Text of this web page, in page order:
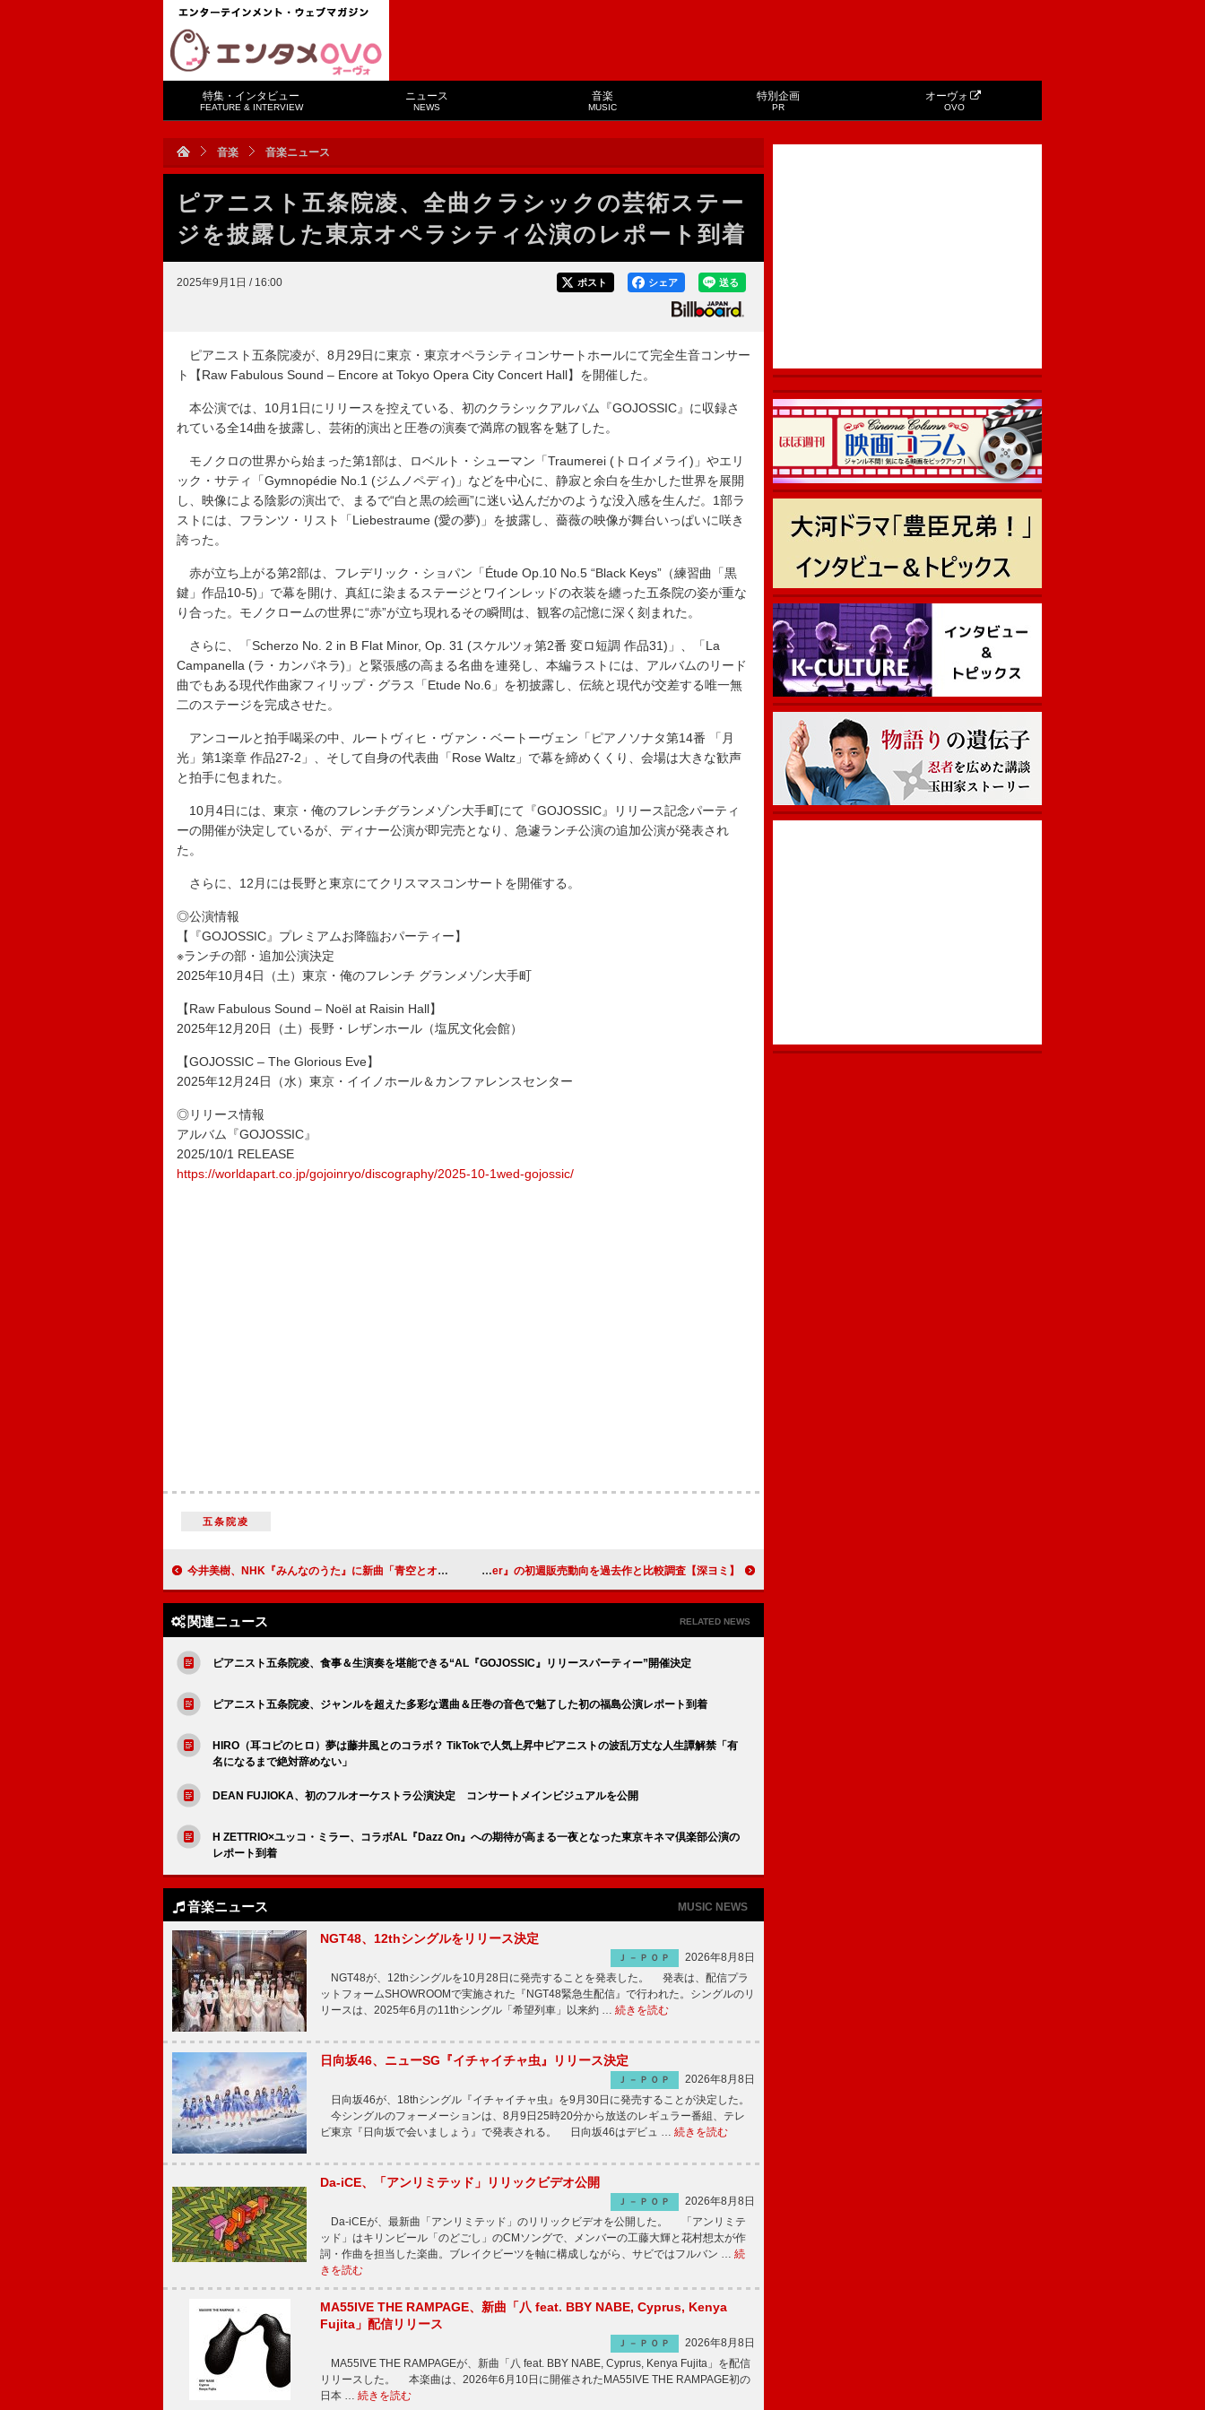
特集・インタビュー
FEATURE & INTERVIEW
ニュース
NEWS
音楽
MUSIC
特別企画
PR
オーヴォ
OVO
音楽 音楽ニュース
ピアニスト五条院凌、全曲クラシックの芸術ステー
ジを披露した東京オペラシティ公演のレポート到着
2025年9月1日 / 16:00 送る
シェア
ポスト
ピアニスト五条院凌が、8月29日に東京・東京オペラシティコンサートホールにて完全生音コンサー
ト【Raw Fabulous Sound – Encore at Tokyo Opera City Concert Hall】を開催した。
本公演では、10月1日にリリースを控えている、初のクラシックアルバム『GOJOSSIC』に収録さ
れている全14曲を披露し、芸術的演出と圧巻の演奏で満席の観客を魅了した。
モノクロの世界から始まった第1部は、ロベルト・シューマン「Traumerei (トロイメライ)」やエリ
ック・サティ「Gymnopédie No.1 (ジムノペディ)」などを中心に、静寂と余白を生かした世界を展開
し、映像による陰影の演出で、まるで“白と黒の絵画”に迷い込んだかのような没入感を生んだ。1部ラ
ストには、フランツ・リスト「Liebestraume (愛の夢)」を披露し、薔薇の映像が舞台いっぱいに咲き
誇った。
赤が立ち上がる第2部は、フレデリック・ショパン「Étude Op.10 No.5 “Black Keys”（練習曲「黒
鍵」作品10-5)」で幕を開け、真紅に染まるステージとワインレッドの衣装を纏った五条院の姿が重な
り合った。モノクロームの世界に“赤”が立ち現れるその瞬間は、観客の記憶に深く刻まれた。
さらに、「Scherzo No. 2 in B Flat Minor, Op. 31 (スケルツォ第2番 変ロ短調 作品31)」、「La
Campanella (ラ・カンパネラ)」と緊張感の高まる名曲を連発し、本編ラストには、アルバムのリード
曲でもある現代作曲家フィリップ・グラス「Etude No.6」を初披露し、伝統と現代が交差する唯一無
二のステージを完成させた。
アンコールと拍手喝采の中、ルートヴィヒ・ヴァン・ベートーヴェン「ピアノソナタ第14番 「月
光」第1楽章 作品27-2」、そして自身の代表曲「Rose Waltz」で幕を締めくくり、会場は大きな歓声
と拍手に包まれた。
10月4日には、東京・俺のフレンチグランメゾン大手町にて『GOJOSSIC』リリース記念パーティ
ーの開催が決定しているが、ディナー公演が即完売となり、急遽ランチ公演の追加公演が発表され
た。
さらに、12月には長野と東京にてクリスマスコンサートを開催する。
◎公演情報
【『GOJOSSIC』プレミアムお降臨おパーティー】
※ランチの部・追加公演決定
2025年10月4日（土）東京・俺のフレンチ グランメゾン大手町
【Raw Fabulous Sound – Noël at Raisin Hall】
2025年12月20日（土）長野・レザンホール（塩尻文化会館）
【GOJOSSIC – The Glorious Eve】
2025年12月24日（水）東京・イイノホール＆カンファレンスセンター
◎リリース情報
アルバム『GOJOSSIC』
2025/10/1 RELEASE
https://worldapart.co.jp/gojoinryo/discography/2025-10-1wed-gojossic/
五条院凌
今井美樹、NHK『みんなのうた』に新曲「青空とオスカー・ピーターソン」書き下ろし 【深ヨミ】KID PHENOMENON 『Sparkle Summer』の初週販売動向を過去作と比較調査
関連ニュース RELATED NEWS
ピアニスト五条院凌、食事＆生演奏を堪能できる“AL『GOJOSSIC』リリースパーティー”開催決定
ピアニスト五条院凌、ジャンルを超えた多彩な選曲＆圧巻の音色で魅了した初の福島公演レポート到着
HIRO（耳コピのヒロ）夢は藤井風とのコラボ？ TikTokで人気上昇中ピアニストの波乱万丈な人生譚解禁「有
名になるまで絶対辞めない」
DEAN FUJIOKA、初のフルオーケストラ公演決定 コンサートメインビジュアルを公開
H ZETTRIO×ユッコ・ミラー、コラボAL『Dazz On』への期待が高まる一夜となった東京キネマ倶楽部公演の
レポート到着
音楽ニュース MUSIC NEWS
NGT48、12thシングルをリリース決定
Ｊ－ＰＯＰ
2026年8月8日
NGT48が、12thシングルを10月28日に発売することを発表した。 発表は、配信プラ
ットフォームSHOWROOMで実施された『NGT48緊急生配信』で行われた。シングルのリ
リースは、2025年6月の11thシングル「希望列車」以来約 … 続きを読む
日向坂46、ニューSG『イチャイチャ虫』リリース決定
Ｊ－ＰＯＰ
2026年8月8日
日向坂46が、18thシングル『イチャイチャ虫』を9月30日に発売することが決定した。
今シングルのフォーメーションは、8月9日25時20分から放送のレギュラー番組、テレ
ビ東京『日向坂で会いましょう』で発表される。 日向坂46はデビュ … 続きを読む
Da-iCE、「アンリミテッド」リリックビデオ公開
Ｊ－ＰＯＰ
2026年8月8日
Da-iCEが、最新曲「アンリミテッド」のリリックビデオを公開した。 「アンリミテ
ッド」はキリンビール「のどごし」のCMソングで、メンバーの工藤大輝と花村想太が作
詞・作曲を担当した楽曲。ブレイクビーツを軸に構成しながら、サビではフルバン … 続
きを読む
MA55IVE THE RAMPAGE、新曲「八 feat. BBY NABE, Cyprus, Kenya
Fujita」配信リリース
Ｊ－ＰＯＰ
2026年8月8日
MA55IVE THE RAMPAGEが、新曲「八 feat. BBY NABE, Cyprus, Kenya Fujita」を配信
リリースした。 本楽曲は、2026年6月10日に開催されたMA55IVE THE RAMPAGE初の
日本 … 続きを読む